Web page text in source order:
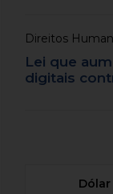
Direitos
Lei que
digitais
Dólar